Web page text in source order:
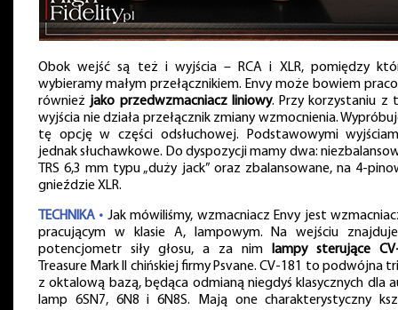
Obok wejść są też i wyjścia – RCA i XLR, pomiędzy
wybieramy małym przełącznikiem. Envy może bowiem
również jako przedwzmacniacz liniowy. Przy korzystaniu z
wyjścia nie działa przełącznik zmiany wzmocnienia.
tę opcję w części odsłuchowej. Podstawowymi
jednak słuchawkowe. Do dyspozycji mamy dwa:
TRS 6,3 mm typu „duży jack” oraz zbalansowane, na 4-
gnieździe XLR.
TECHNIKA • Jak mówiliśmy, wzmacniacz Envy jest
pracującym w klasie A, lampowym. Na wejściu
potencjometr siły głosu, a za nim
lampy sterujące
Treasure Mark II chińskiej firmy Psvane. CV-181 to podwójna
z oktalową bazą, będąca odmianą niegdyś klasycznych dla
lamp 6SN7, 6N8 i 6N8S. Mają one charakterystyczny